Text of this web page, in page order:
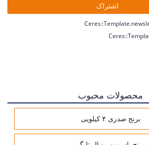
اشتراک
محصولات محبوب
برنج صدری ۴ کیلویی